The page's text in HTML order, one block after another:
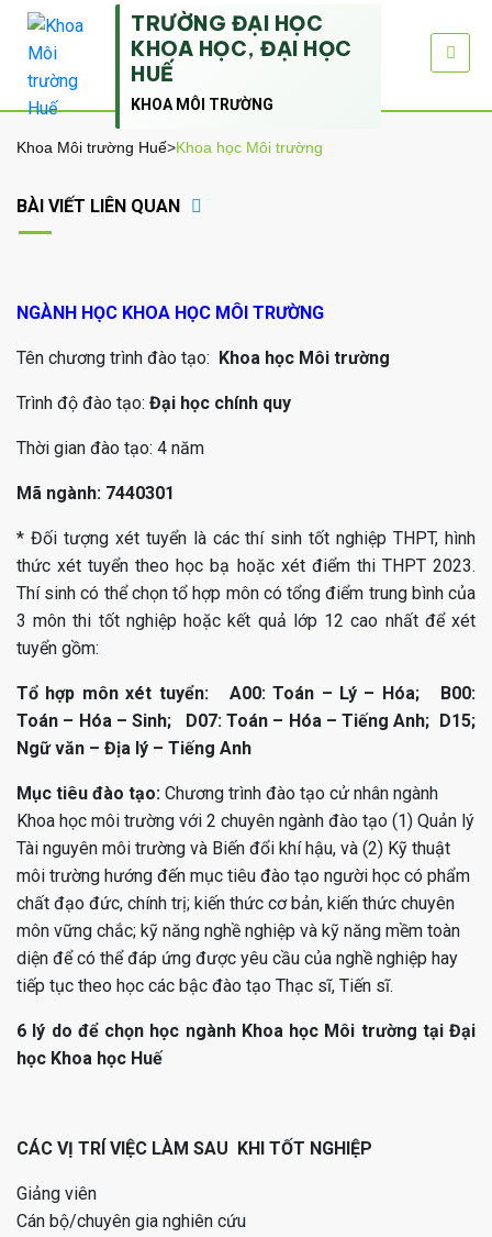
TRƯỜNG ĐẠI HỌC
KHOA HỌC, ĐẠI HỌC
HUẾ
KHOA MÔI TRƯỜNG
Khoa Môi trường Huế>Khoa học Môi trường
BÀI VIẾT LIÊN QUAN
NGÀNH HỌC KHOA HỌC MÔI TRƯỜNG
Tên chương trình đào tạo: Khoa học Môi trường
Trình độ đào tạo: Đại học chính quy
Thời gian đào tạo: 4 năm
Mã ngành: 7440301
* Đối tượng xét tuyển là các thí sinh tốt nghiệp THPT, hình
thức xét tuyển theo học bạ hoặc xét điểm thi THPT 2023.
Thí sinh có thể chọn tổ hợp môn có tổng điểm trung bình của
3 môn thi tốt nghiệp hoặc kết quả lớp 12 cao nhất để xét
tuyển gồm:
Tổ hợp môn xét tuyển:
A00: Toán – Lý – Hóa; B00:
Toán – Hóa – Sinh; D07: Toán – Hóa – Tiếng Anh; D15;
Ngữ văn – Địa lý – Tiếng Anh
Mục tiêu đào tạo: Chương trình đào tạo cử nhân ngành
Khoa học môi trường với 2 chuyên ngành đào tạo (1) Quản lý
Tài nguyên môi trường và Biến đổi khí hậu, và (2) Kỹ thuật
môi trường hướng đến mục tiêu đào tạo người học có phẩm
chất đạo đức, chính trị; kiến thức cơ bản, kiến thức chuyên
môn vững chắc; kỹ năng nghề nghiệp và kỹ năng mềm toàn
diện để có thể đáp ứng được yêu cầu của nghề nghiệp hay
tiếp tục theo học các bậc đào tạo Thạc sĩ, Tiến sĩ.
6 lý do để chọn học ngành Khoa học Môi trường tại Đại
học Khoa học Huế
CÁC VỊ TRÍ VIỆC LÀM SAU KHI TỐT NGHIỆP
Giảng viên
Cán bộ/chuyên gia nghiên cứu